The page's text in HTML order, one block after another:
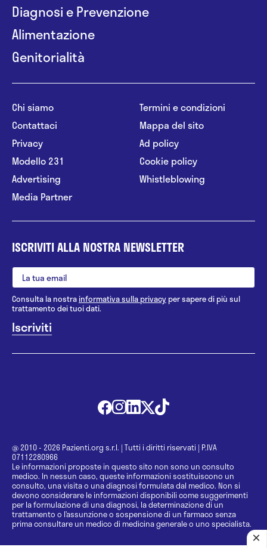
Diagnosi e Prevenzione
Alimentazione
Genitorialità
Chi siamo
Contattaci
Privacy
Modello 231
Advertising
Media Partner
Termini e condizioni
Mappa del sito
Ad policy
Cookie policy
Whistleblowing
ISCRIVITI ALLA NOSTRA NEWSLETTER
Consulta la nostrainformativa sulla privacy per sapere di più sul
trattamento dei tuoi dati.
@ 2010 - 2026 Pazienti.org s.r.l. | Tutti i diritti riservati | P.IVA
07112280966
Le informazioni proposte in questo sito non sono un consulto
medico. In nessun caso, queste informazioni sostituiscono un
consulto, una visita o una diagnosi formulata dal medico. Non si
devono considerare le informazioni disponibili come suggerimenti
per la formulazione di una diagnosi, la determinazione di un
trattamento o l’assunzione o sospensione di un farmaco senza
prima consultare un medico di medicina generale o uno specialista.